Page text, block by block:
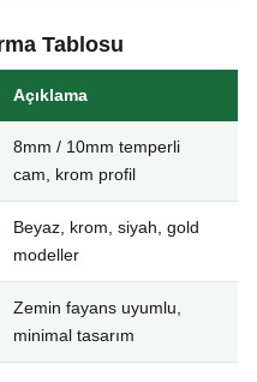
Tablosu
Açıklama
8mm / 10mm temperli
cam, krom profil
Beyaz, krom, siyah, gold
modeller
Zemin fayans uyumlu,
minimal tasarım